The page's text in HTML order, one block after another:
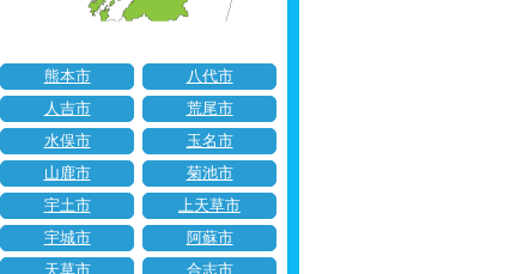
熊本市
八代市
人吉市
荒尾市
水俣市
玉名市
山鹿市
菊池市
宇土市
上天草市
宇城市
阿蘇市
天草市
合志市